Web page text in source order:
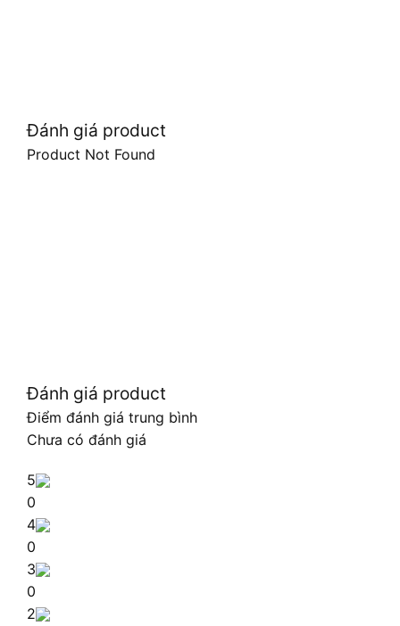
Đánh giá product
Product Not Found
Đánh giá product
Điểm đánh giá trung bình
Chưa có đánh giá
5
0
4
0
3
0
2